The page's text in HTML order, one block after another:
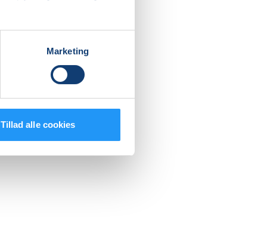
Marketing
Tillad alle cookies